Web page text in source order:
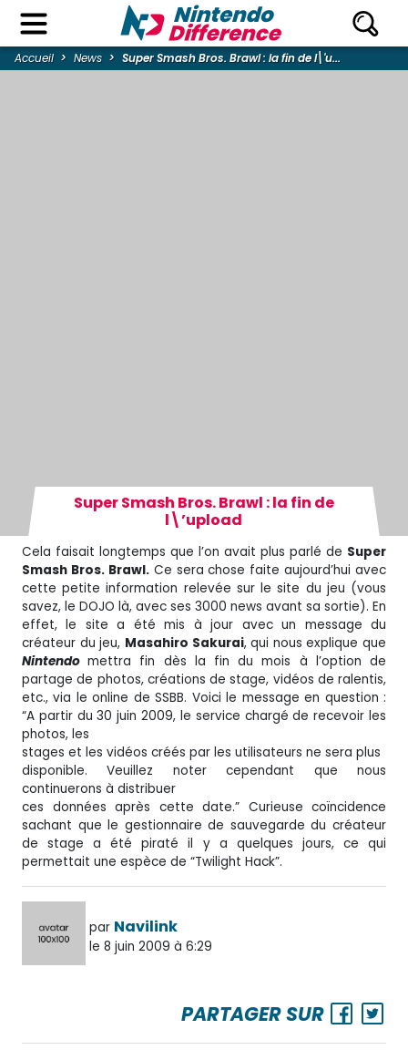
Accueil News Super Smash Bros. Brawl : la fin de l\'u...
Super Smash Bros. Brawl : la fin de
l\’upload
Cela faisait longtemps que l’on avait plus parlé de Super
Smash Bros. Brawl.Ce sera chose faite aujourd’hui avec
cette petite information relevée sur le site du jeu (vous
savez, le DOJO là, avec ses 3000 news avant sa sortie). En
effet, le site a été mis à jour avec un message du
créateur du jeu, Masahiro Sakurai, qui nous explique que
Nintendomettra fin dès la fin du mois à l’option de
partage de photos, créations de stage, vidéos de ralentis,
etc., via le online de SSBB. Voici le message en question :
“A partir du 30 juin 2009, le service chargé de recevoir les
photos, les
stages et les vidéos créés par les utilisateurs ne sera plus
disponible. Veuillez noter cependant que nous
continuerons à distribuer
ces données après cette date.” Curieuse coïncidence
sachant que le gestionnaire de sauvegarde du créateur
de stage a été piraté il y a quelques jours, ce qui
permettait une espèce de “Twilight Hack”.
par Navilink
le 8 juin 2009 à 6:29
PARTAGER SUR